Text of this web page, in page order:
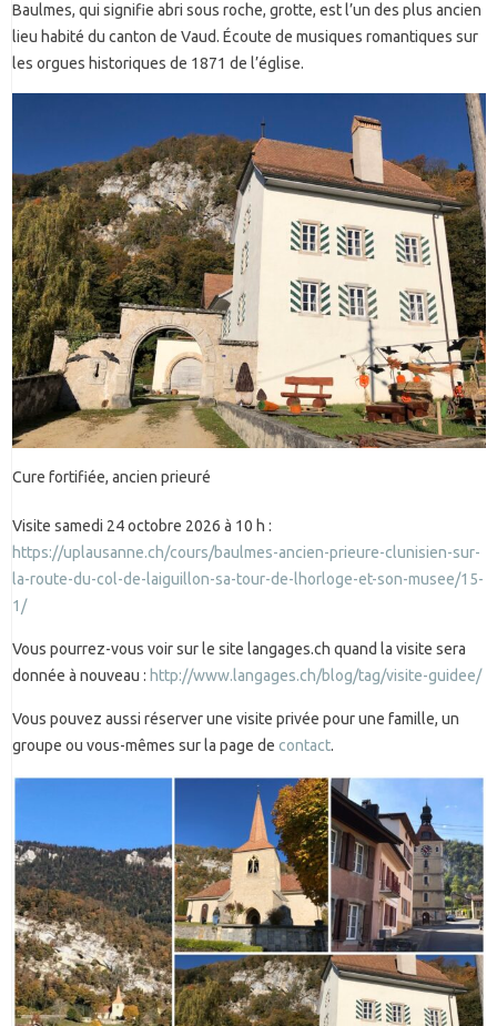
Baulmes, qui signifie abri sous roche, grotte, est l’un des plus ancien
lieu habité du canton de Vaud. Écoute de musiques romantiques sur
les orgues historiques de 1871 de l’église.
Cure fortifiée, ancien prieuré
Visite samedi 24 octobre 2026 à 10 h :
https://uplausanne.ch/cours/baulmes-ancien-prieure-clunisien-sur-
la-route-du-col-de-laiguillon-sa-tour-de-lhorloge-et-son-musee/15-
1/
Vous pourrez-vous voir sur le site langages.ch quand la visite sera
donnée à nouveau : http://www.langages.ch/blog/tag/visite-guidee/
Vous pouvez aussi réserver une visite privée pour une famille, un
groupe ou vous-mêmes sur la page de contact.